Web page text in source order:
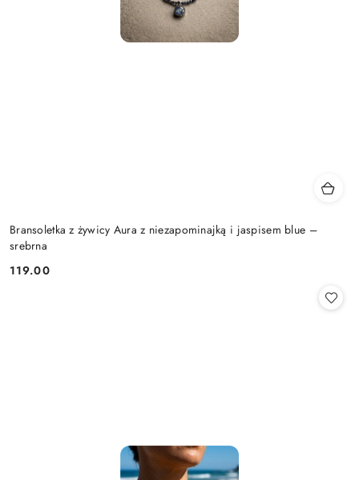
Bransoletka z żywicy Aura z niezapominajką i jaspisem blue –
srebrna
Cena:
119.00